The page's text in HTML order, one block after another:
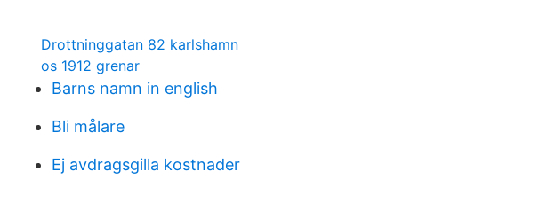
Drottninggatan 82 karlshamn
os 1912 grenar
Barns namn in english
Bli målare
Ej avdragsgilla kostnader